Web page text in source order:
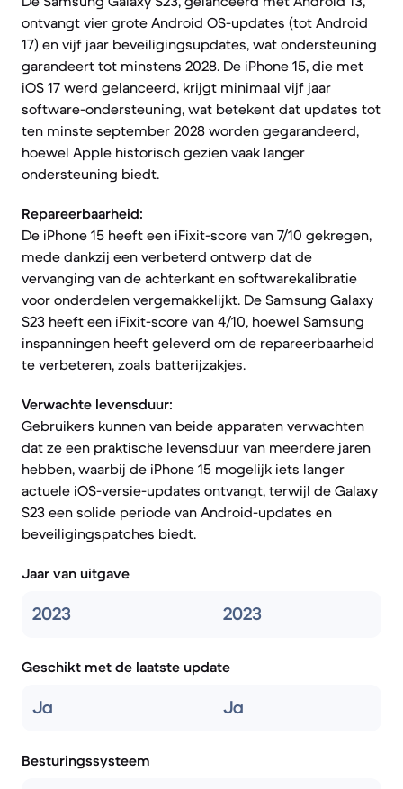
ontvangt vier grote Android OS-updates (tot Android
17) en vijf jaar beveiligingsupdates, wat ondersteuning
garandeert tot minstens 2028. De iPhone 15, die met
iOS 17 werd gelanceerd, krijgt minimaal vijf jaar
software-ondersteuning, wat betekent dat updates tot
ten minste september 2028 worden gegarandeerd,
hoewel Apple historisch gezien vaak langer
ondersteuning biedt.
Repareerbaarheid:
De iPhone 15 heeft een iFixit-score van 7/10 gekregen,
mede dankzij een verbeterd ontwerp dat de
vervanging van de achterkant en softwarekalibratie
voor onderdelen vergemakkelijkt. De Samsung Galaxy
S23 heeft een iFixit-score van 4/10, hoewel Samsung
inspanningen heeft geleverd om de repareerbaarheid
te verbeteren, zoals batterijzakjes.
Verwachte levensduur:
Gebruikers kunnen van beide apparaten verwachten
dat ze een praktische levensduur van meerdere jaren
hebben, waarbij de iPhone 15 mogelijk iets langer
actuele iOS-versie-updates ontvangt, terwijl de Galaxy
S23 een solide periode van Android-updates en
beveiligingspatches biedt.
Jaar van uitgave
2023 2023
Geschikt met de laatste update
Ja Ja
Besturingssysteem